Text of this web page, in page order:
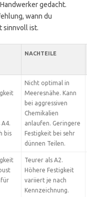
gedacht.
wann du
sinnvoll ist.
NACHTEILE
bis
Nicht optimal in
Meeresnähe. Kann
bei aggressiven
Chemikalien
anlaufen. Geringere
Festigkeit bei sehr
dünnen Teilen.
für
Teurer als A2.
Höhere Festigkeit
variiert je nach
Kennzeichnung.